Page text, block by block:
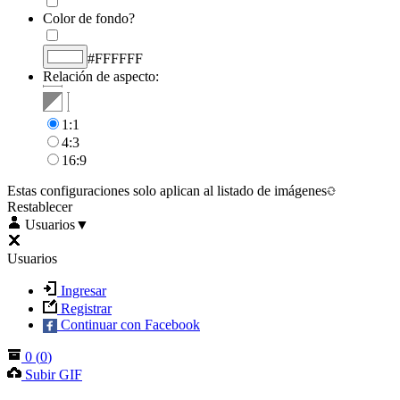
Color de fondo?
#FFFFFF
Relación de aspecto:
1:1
4:3
16:9
Estas configuraciones solo aplican al listado de imágenes
Restablecer
Usuarios▼
Usuarios
Ingresar
Registrar
Continuar con Facebook
0 (0)
Subir GIF